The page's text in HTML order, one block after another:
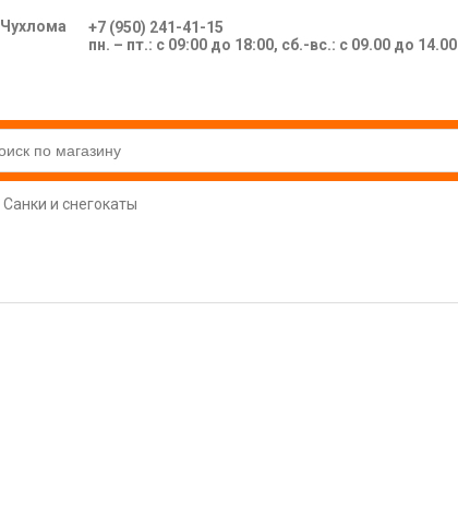
Чухлома
+7 (950) 241-41-15
пн. – пт.: с 09:00 до 18:00, сб.-вс.: с 09.00 до 14.00
Санки и снегокаты